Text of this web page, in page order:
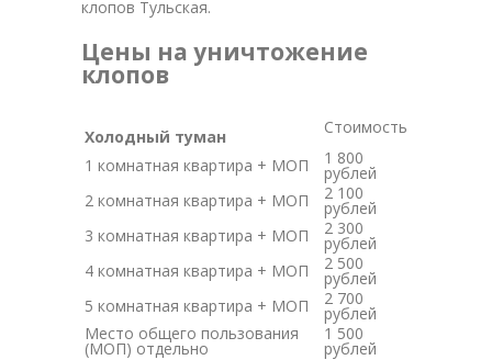
клопов Тульская.
Цены на уничтожение
клопов
Холодный туман
Стоимость
1 комнатная квартира + МОП
1 800
рублей
2 комнатная квартира + МОП
2 100
рублей
3 комнатная квартира + МОП
2 300
рублей
4 комнатная квартира + МОП
2 500
рублей
5 комнатная квартира + МОП
2 700
рублей
Место общего пользования
(МОП) отдельно
1 500
рублей